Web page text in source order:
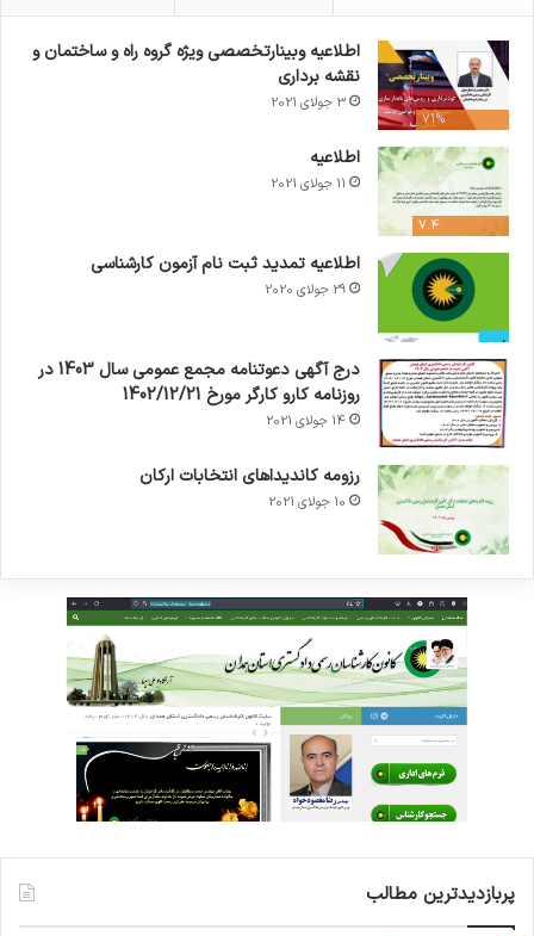
71%
اطلاعیه وبینارتخصصی ویژه گروه راه و ساختمان و
نقشه برداری
3 جولای 2021
7.4
اطلاعیه
11 جولای 2021
اطلاعیه تمدید ثبت نام آزمون کارشناسی
29 جولای 2020
درج آگهی دعوتنامه مجمع عمومی سال 1403 در
روزنامه کارو کارگر مورخ 1402/12/21
14 جولای 2021
رزومه کاندیداهای انتخابات ارکان
10 جولای 2021
پربازدیدترین مطالب